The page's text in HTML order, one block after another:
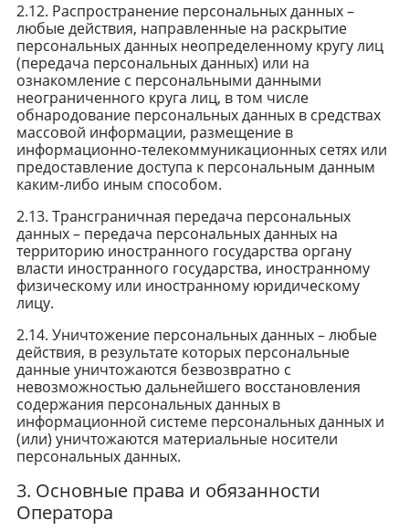
2.12. Распространение персональных данных –
любые действия, направленные на раскрытие
персональных данных неопределенному кругу лиц
(передача персональных данных) или на
ознакомление с персональными данными
неограниченного круга лиц, в том числе
обнародование персональных данных в средствах
массовой информации, размещение в
информационно-телекоммуникационных сетях или
предоставление доступа к персональным данным
каким-либо иным способом.
2.13. Трансграничная передача персональных
данных – передача персональных данных на
территорию иностранного государства органу
власти иностранного государства, иностранному
физическому или иностранному юридическому
лицу.
2.14. Уничтожение персональных данных – любые
действия, в результате которых персональные
данные уничтожаются безвозвратно с
невозможностью дальнейшего восстановления
содержания персональных данных в
информационной системе персональных данных и
(или) уничтожаются материальные носители
персональных данных.
3. Основные права и обязанности
Оператора